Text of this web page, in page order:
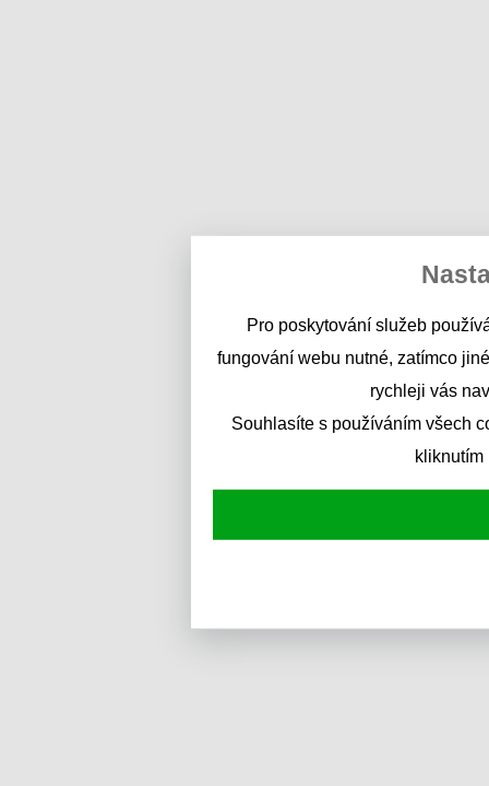
Pro poskytování služeb
fungování webu nutné, zatímco
rychleji vás
Souhlasíte s používáním všech
kliknutím